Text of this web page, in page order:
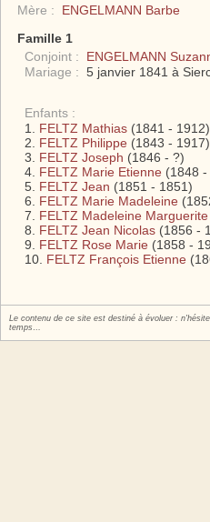
Mère :
ENGELMANN Barbe
Famille 1
Conjoint :
ENGELMANN
Mariage : 5 janvier 1841 à
Enfants :
FELTZ Mathias (1841 - 1912)
FELTZ Philippe (1843 - 1917)
FELTZ Joseph (1846 - ?)
FELTZ Marie Etienne (1848
FELTZ Jean (1851 - 1851)
FELTZ Marie Madeleine
FELTZ Madeleine Marguerite
FELTZ Jean Nicolas (1856 -
FELTZ Rose Marie (1858 -
FELTZ François Etienne
Le contenu de ce site est destiné à évoluer :
temps…